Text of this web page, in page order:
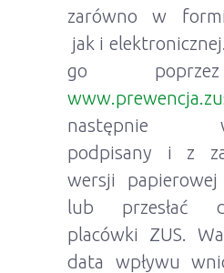
zarówno w
jak i
go
następnie
podpisany i z
wersji papierowej
lub przesłać
placówki ZUS.
data wpływu